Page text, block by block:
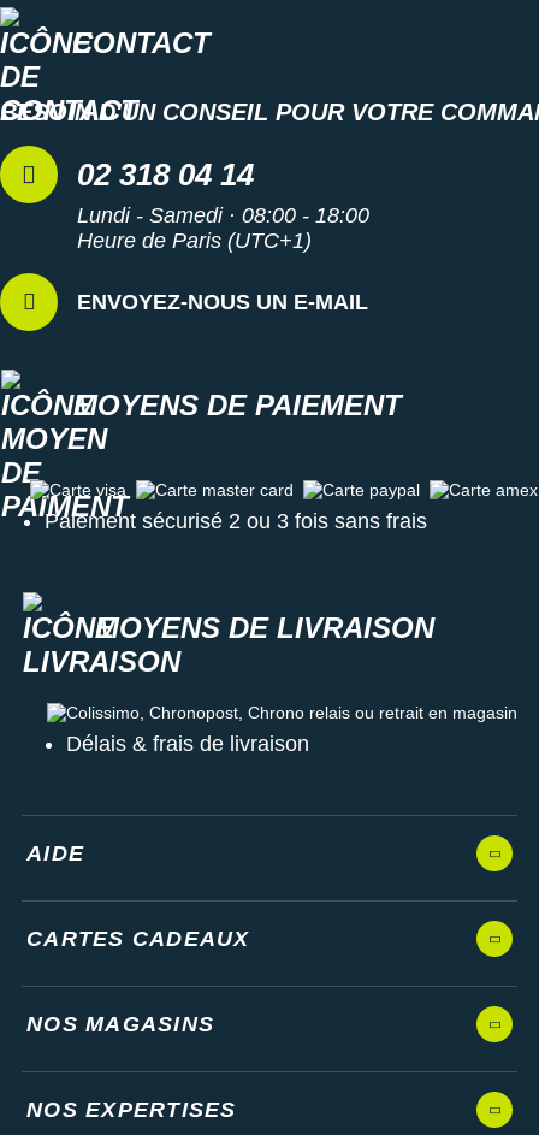
CONTACT
BESOIN D'UN CONSEIL POUR VOTRE
02 318 04 14
Lundi - Samedi · 08:00 - 18:00
Heure de Paris (UTC+1)
ENVOYEZ-NOUS UN E-MAIL
MOYENS DE PAIEMENT
Carte visa Carte master card Carte paypal Carte amex
Paiement sécurisé 2 ou 3 fois sans frais
MOYENS DE LIVRAISON
Colissimo, Chronopost, Chrono relais ou retrait en magasin
Délais & frais de livraison
AIDE
CARTES CADEAUX
NOS MAGASINS
NOS EXPERTISES